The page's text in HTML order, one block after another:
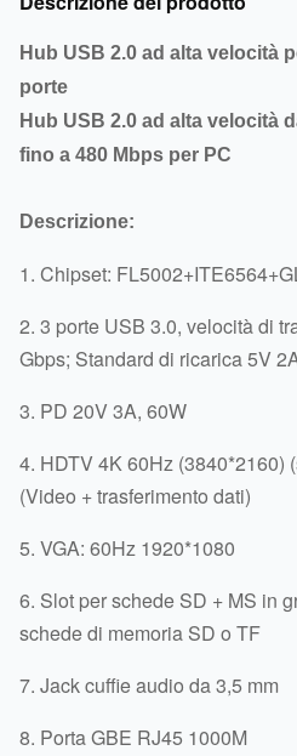
Hub USB 2.0 ad alta velocità
porte
Hub USB 2.0 ad alta velocità
fino a 480 Mbps per PC
Descrizione:
1. Chipset:
2. 3 porte USB 3.0, velocità di
Gbps; Standard di ricarica 5V
3. PD 20V 3A, 60W
4. HDTV 4K 60Hz (3840*2160)
(Video + trasferimento dati)
5. VGA: 60Hz 1920*1080
6. Slot per schede SD + MS in
schede di memoria SD o TF
7. Jack cuffie audio da 3,5 mm
8. Porta GBE RJ45 1000M